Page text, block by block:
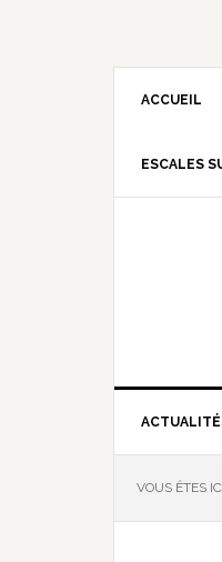
ACCUEIL
ESCALES
VOUS ÊTES